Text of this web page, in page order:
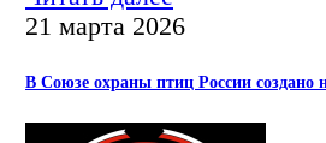
21 марта 2026
В Союзе охраны птиц России создано